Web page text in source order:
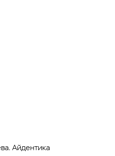
Айдентика